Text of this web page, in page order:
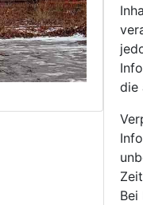
die
Bei